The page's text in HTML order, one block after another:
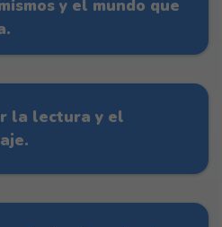
y el mundo que
la lectura y el